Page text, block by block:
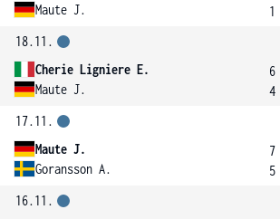
Maute J.
1
18.11.
Cherie Ligniere E.
Maute J.
6
4
17.11.
Maute J.
Goransson A.
7
5
16.11.